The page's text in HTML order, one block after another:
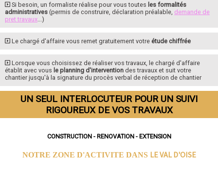
Si besoin, un formaliste réalise pour vous toutes les formalités
administratives (permis de construire, déclaration préalable, demande de
pret travaux ...)
Le chargé d'affaire vous remet gratuitement votreétude chiffrée
Lorsque vous choisissez de réaliser vos travaux, le chargé d'affaire
établit avec vous le planning d'intervention des travaux et suit votre
chantier jusqu'à la signature du procès verbal de réception de chantier
UN SEUL INTERLOCUTEUR POUR UN SUIVI
RIGOUREUX DE VOS TRAVAUX
CONSTRUCTION - RENOVATION - EXTENSION
NOTRE ZONE D'ACTIVITE DANS LE VAL D'OISE